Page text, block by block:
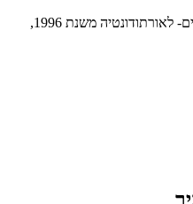
ד"ר אריאל דינבר, מומחה ליישור שיניים- לאורתודונטיה משנת 1996,